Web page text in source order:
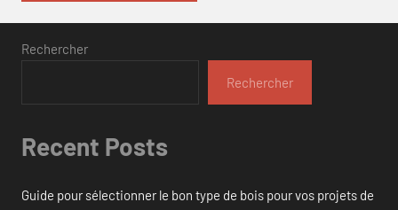
Rechercher
Rechercher
Recent Posts
Guide pour sélectionner le bon type de bois pour vos projets de